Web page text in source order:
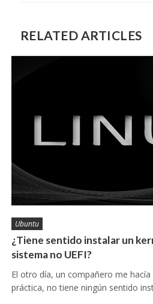
RELATED ARTICLES
Ubuntu
¿Tiene sentido instalar un
sistema no UEFI?
El otro día, un compañero me hacía
práctica, no tiene ningún sentido